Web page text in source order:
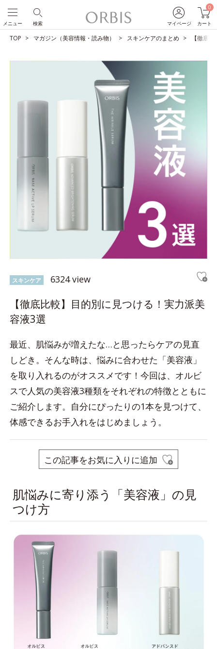
マイページ
0
カート
検索
メニュー
TOP マガジン（美容情報・読み物） スキンケアのまとめ 【徹底
スキンケア 6324 view
【徹底比較】目的別に見つける！実力派美
容液3選
最近、肌悩みが増えたな…と思ったらケアの見直
しどき。そんな時は、悩みに合わせた「美容液」
を取り入れるのがオススメです！今回は、オルビ
スで人気の美容液3種類をそれぞれの特徴とともに
ご紹介します。自分にぴったりの1本を見つけて、
体感できるお手入れをはじめましょう。
この記事をお気に入りに追加
肌悩みに寄り添う「美容液」の見
つけ方